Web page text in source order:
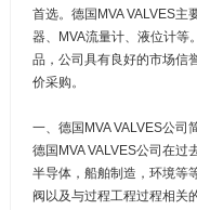
首选。德国MVA VALVES主
器、MVA流量计、液位计等
品，公司具有良好的市场信
价采购。
一、德国MVA VALVES公司
德国MVA VALVES公司在过
半导体，船舶制造，环境等
阀以及与过程工程过程相关